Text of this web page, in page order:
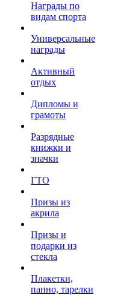
Награды по
видам спорта
Универсальные
награды
Активный
отдых
Дипломы и
грамоты
Разрядные
книжки и
значки
ГТО
Призы из
акрила
Призы и
подарки из
стекла
Плакетки,
панно, тарелки